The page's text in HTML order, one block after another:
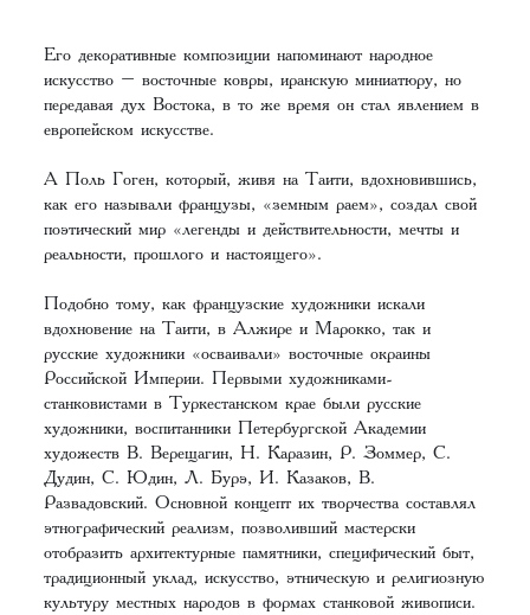
Его декоративные композиции напоминают народное
искусство – восточные ковры, иранскую миниатюру, но
передавая дух Востока, в то же время он стал явлением в
европейском искусстве.
А Поль Гоген, который, живя на Таити, вдохновившись,
как его называли французы, «земным раем», создал свой
поэтический мир «легенды и действительности, мечты и
реальности, прошлого и настоящего».
Подобно тому, как французские художники искали
вдохновение на Таити, в Алжире и Марокко, так и
русские художники «осваивали» восточные окраины
Российской Империи. Первыми художниками-
станковистами в Туркестанском крае были русские
художники, воспитанники Петербургской Академии
художеств В. Верещагин, Н. Каразин, Р. Зоммер, С.
Дудин, С. Юдин, Л. Бурэ, И. Казаков, В.
Развадовский. Основной концепт их творчества составлял
этнографический реализм, позволивший мастерски
отобразить архитектурные памятники, специфический быт,
традиционный уклад, искусство, этническую и религиозную
культуру местных народов в формах станковой живописи.